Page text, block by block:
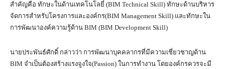
สำคัญคือ ทักษะในด้านเทคโนโลยี่ (BIM Technical Skill) ทักษะด้านบริหาร
จัดการสำหรับโครงการและองค์กร(BIM Management Skill) และทักษะใน
การพัฒนาองค์ความรู้ด้าน BIM (BIM Development Skill)
นายประพันธ์ศักดิ์ กล่าวว่า การพัฒนาบุคคลากรที่มีความเชี่ยวชาญด้าน
BIM จำเป็นต้องสร้างแรงจูงใจ(Passion) ในการทำงาน โดยองค์กรควรจะมี